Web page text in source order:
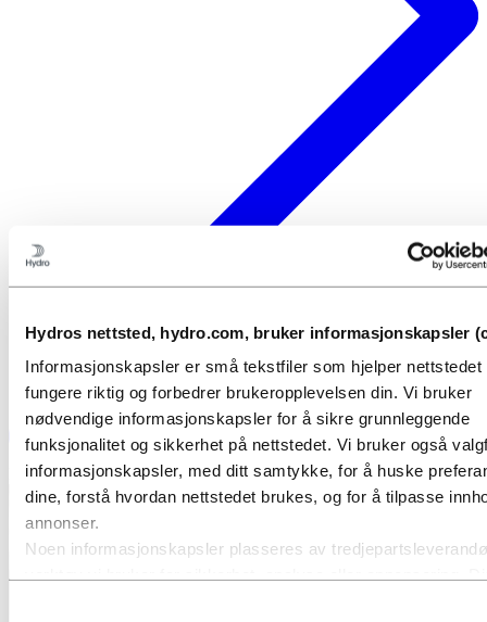
Hydros nettsted, hydro.com, bruker informasjonskapsler
Informasjonskapsler er små tekstfiler som hjelper nettstedet
fungere riktig og forbedrer brukeropplevelsen din. Vi bruker
nødvendige informasjonskapsler for å sikre grunnleggende
funksjonalitet og sikkerhet på nettstedet. Vi bruker også
informasjonskapsler, med ditt samtykke, for å huske
dine, forstå hvordan nettstedet brukes, og for å tilpasse
annonser.
Noen informasjonskapsler plasseres av
Møt noen av våre medarbeidere